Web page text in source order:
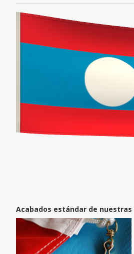
Acabados estándar de